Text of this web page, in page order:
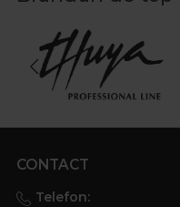
CONTACT
Telefon: